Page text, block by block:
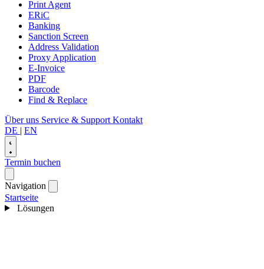
Print Agent
ERiC
Banking
Sanction Screen
Address Validation
Proxy Application
E-Invoice
PDF
Barcode
Find & Replace
Über uns Service & Support Kontakt
DE | EN
Termin buchen
Navigation
Startseite
Lösungen